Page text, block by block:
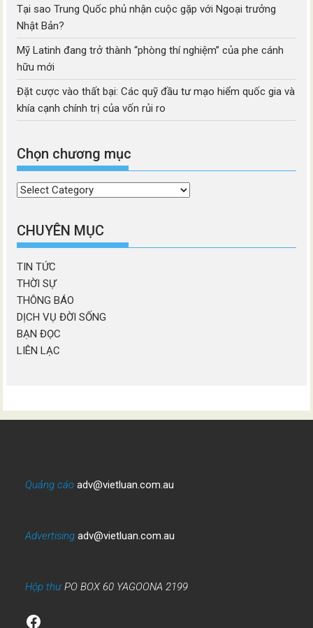
Tại sao Trung Quốc phủ nhận cuộc gặp với Ngoại trưởng
Nhật Bản?
Mỹ Latinh đang trở thành “phòng thí nghiệm” của phe cánh
hữu mới
Đặt cược vào thất bại: Các quỹ đầu tư mạo hiểm quốc gia và
khía cạnh chính trị của vốn rủi ro
Chọn chương mục
Chọn
mục
CHUYÊN MỤC
TIN TỨC
THỜI SỰ
THÔNG BÁO
DỊCH VỤ ĐỜI SỐNG
BẠN ĐỌC
LIÊN LẠC
Quảng cáo adv@vietluan.com.au
Advertising adv@vietluan.com.au
Hộp thưPO BOX 60 YAGOONA 2199
Facebook